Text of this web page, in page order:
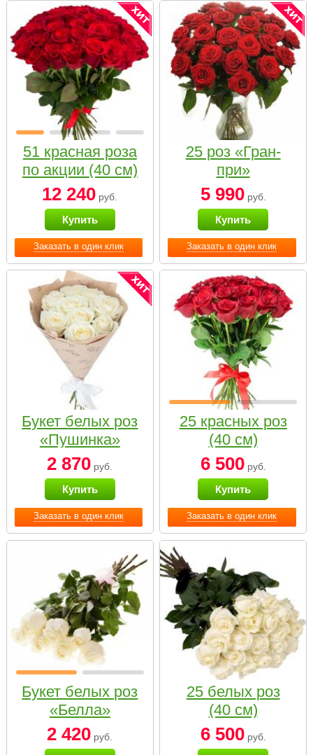
Заказать в один клик
51 красная роза
по акции (40 см)
12 240 руб.
Купить
Заказать в один клик
25 роз «Гран-
при»
5 990руб.
Купить
Заказать в один клик
Букет белых роз
«Пушинка»
2 870 руб.
Купить
Заказать в один клик
25 красных роз
(40 см)
6 500руб.
Купить
Букет белых роз
«Белла»
2 420 руб.
25 белых роз
(40 см)
6 500руб.